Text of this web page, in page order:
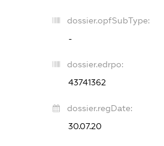
dossier.opfSubType:
-
dossier.edrpo:
43741362
dossier.regDate:
30.07.20